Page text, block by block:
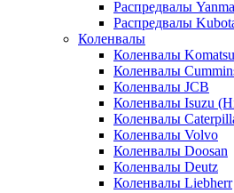
Распредвалы
Распредвалы
Коленвалы
Коленвалы Komatsu
Коленвалы
Коленвалы JCB
Коленвалы Isuzu
Коленвалы
Коленвалы Volvo
Коленвалы Doosan
Коленвалы Deutz
Коленвалы Liebherr